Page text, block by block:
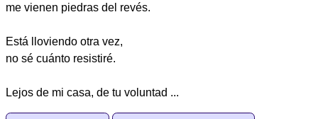
me vienen piedras del revés.
Está lloviendo otra vez,
no sé cuánto resistiré.
Lejos de mi casa, de tu voluntad ...